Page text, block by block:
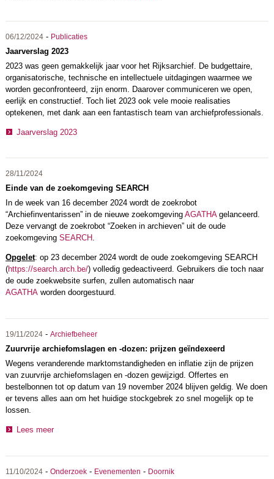
06/12/2024- Publicaties
Jaarverslag 2023
2023 was geen gemakkelijk jaar voor het Rijksarchief. De budgettaire,
organisatorische, technische en intellectuele uitdagingen waarmee we
worden geconfronteerd, zijn enorm. Daarover communiceren we open,
eerlijk en constructief. Toch liet 2023 ook vele mooie realisaties
optekenen, met dank aan een fantastisch team van archiefprofessionals.
Jaarverslag 2023
28/11/2024
Einde van de zoekomgeving SEARCH
In de week van 16 december 2024 wordt de zoekrobot
“Archiefinventarissen” in de nieuwe zoekomgeving AGATHAgelanceerd.
Deze vervangt de zoekrobot “Zoeken in archieven” uit de oude
zoekomgeving SEARCH.
Opgelet: op 23 december 2024 wordt de oude zoekomgeving SEARCH
(https://search.arch.be/) volledig gedeactiveerd. Gebruikers die toch naar
de oude zoekwebsite surfen, zullen automatisch naar
AGATHAworden doorgestuurd.
19/11/2024- Archiefbeheer
Zuurvrije archiefomslagen en -dozen: prijzen geïndexeerd
Wegens veranderende marktomstandigheden en inflatie zijn de prijzen
van zuurvrije archiefomslagen en -dozen gewijzigd. Offertes en
bestelbonnen tot op datum van 19 november 2024 blijven geldig. We doen
er tevens alles aan om het huidige stockgebrek zo snel mogelijk op te
lossen.
Lees meer
11/10/2024- Onderzoek- Evenementen - Doornik